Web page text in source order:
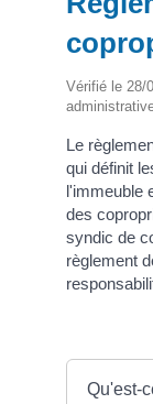
Vérifié le 28/
Le
qui définit
l'immeuble
des
syndic de
règlement
Qu'est-